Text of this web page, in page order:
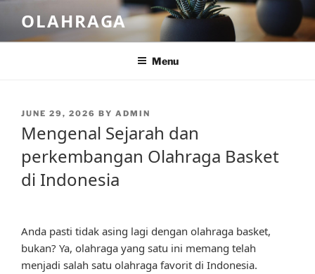
content
OLAHRAGA
Menu
POSTED
JUNE 29, 2026 BY ADMIN
Mengenal Sejarah dan
perkembangan Olahraga Basket
di Indonesia
Anda pasti tidak asing lagi dengan olahraga basket,
bukan? Ya, olahraga yang satu ini memang telah
menjadi salah satu olahraga favorit di Indonesia.